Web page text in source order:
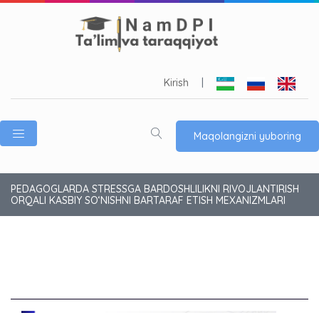
Kirish
Maqolangizni yuboring
PEDAGOGLARDA STRESSGA BARDOSHLILIKNI RIVOJLANTIRISH
ORQALI KASBIY SO‘NISHNI BARTARAF ETISH MEXANIZMLARI